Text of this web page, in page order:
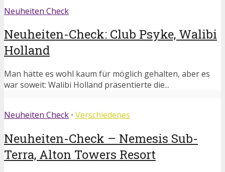
Neuheiten Check
Neuheiten-Check: Club Psyke, Walibi
Holland
Man hätte es wohl kaum für möglich gehalten, aber es
war soweit: Walibi Holland präsentierte die...
Neuheiten Check • Verschiedenes
Neuheiten-Check – Nemesis Sub-
Terra, Alton Towers Resort